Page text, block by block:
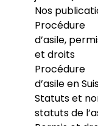
Nos
Procédure
d’asile,
et droits
Procédure
d’asile en
Statuts et
statuts de